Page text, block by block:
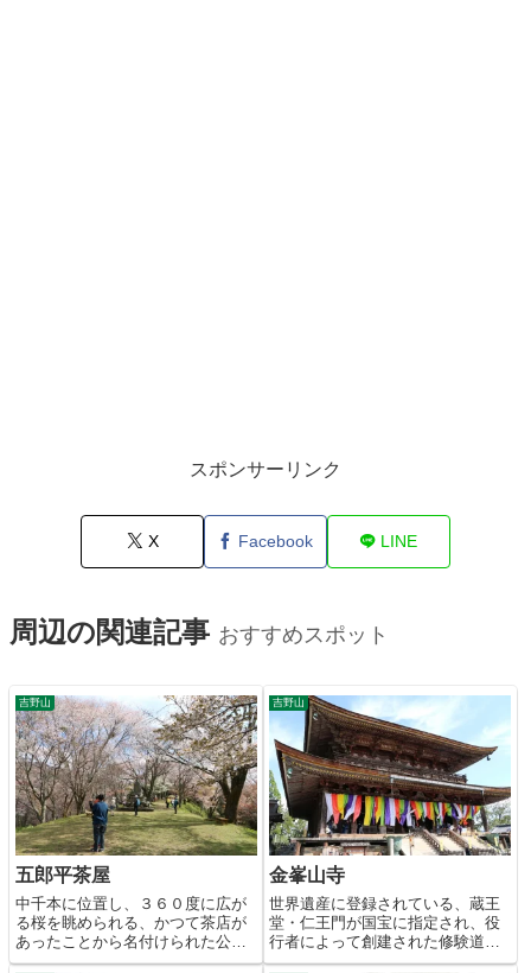
スポンサーリンク
X Facebook LINE
周辺の関連記事 おすすめスポット
吉野山
五郎平茶屋
中千本に位置し、３６０度に広が
る桜を眺められる、かつて茶店が
あったことから名付けられた公
園。
吉野山
金峯山寺
世界遺産に登録されている、蔵王
堂・仁王門が国宝に指定され、役
行者によって創建された修験道の
根本道場。